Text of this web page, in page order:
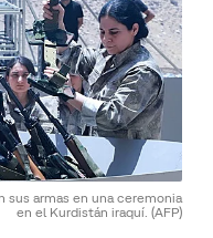
armas en una ceremonia
en el Kurdistán iraquí. (AFP)